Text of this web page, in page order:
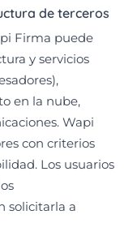
de terceros
Firma puede
y servicios
en la nube,
Wapi
con criterios
Los usuarios
solicitarla a